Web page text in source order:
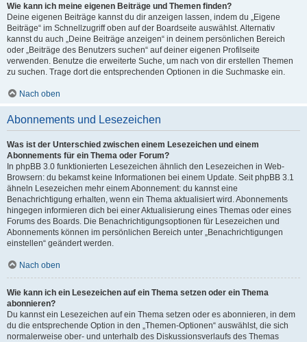
Wie kann ich meine eigenen Beiträge und Themen finden?
Deine eigenen Beiträge kannst du dir anzeigen lassen, indem du „Eigene
Beiträge“ im Schnellzugriff oben auf der Boardseite auswählst. Alternativ
kannst du auch „Deine Beiträge anzeigen“ in deinem persönlichen Bereich
oder „Beiträge des Benutzers suchen“ auf deiner eigenen Profilseite
verwenden. Benutze die erweiterte Suche, um nach von dir erstellen Themen
zu suchen. Trage dort die entsprechenden Optionen in die Suchmaske ein.
Nach oben
Abonnements und Lesezeichen
Was ist der Unterschied zwischen einem Lesezeichen und einem
Abonnements für ein Thema oder Forum?
In phpBB 3.0 funktionierten Lesezeichen ähnlich den Lesezeichen in Web-
Browsern: du bekamst keine Informationen bei einem Update. Seit phpBB 3.1
ähneln Lesezeichen mehr einem Abonnement: du kannst eine
Benachrichtigung erhalten, wenn ein Thema aktualisiert wird. Abonnements
hingegen informieren dich bei einer Aktualisierung eines Themas oder eines
Forums des Boards. Die Benachrichtigungsoptionen für Lesezeichen und
Abonnements können im persönlichen Bereich unter „Benachrichtigungen
einstellen“ geändert werden.
Nach oben
Wie kann ich ein Lesezeichen auf ein Thema setzen oder ein Thema
abonnieren?
Du kannst ein Lesezeichen auf ein Thema setzen oder es abonnieren, in dem
du die entsprechende Option in den „Themen-Optionen“ auswählst, die sich
normalerweise ober- und unterhalb des Diskussionsverlaufs des Themas